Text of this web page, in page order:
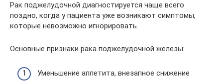
Рак поджелудочной диагностируется чаще всего
поздно, когда у пациента уже возникают симптомы,
которые невозможно игнорировать.
Основные признаки рака поджелудочной железы:
Уменьшение аппетита, внезапное снижение